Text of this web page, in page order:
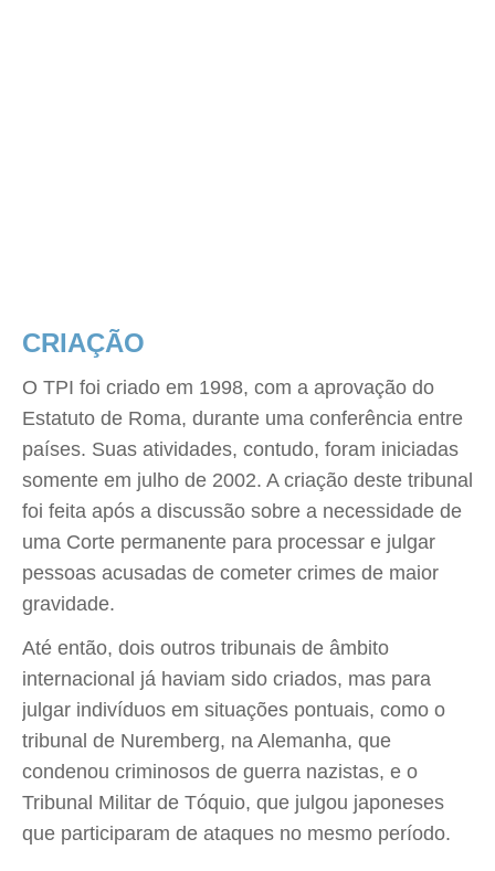
CRIAÇÃO
O TPI foi criado em 1998, com a aprovação do
Estatuto de Roma, durante uma conferência entre
países. Suas atividades, contudo, foram iniciadas
somente em julho de 2002. A criação deste tribunal
foi feita após a discussão sobre a necessidade de
uma Corte permanente para processar e julgar
pessoas acusadas de cometer crimes de maior
gravidade.
Até então, dois outros tribunais de âmbito
internacional já haviam sido criados, mas para
julgar indivíduos em situações pontuais, como o
tribunal de Nuremberg, na Alemanha, que
condenou criminosos de guerra nazistas, e o
Tribunal Militar de Tóquio, que julgou japoneses
que participaram de ataques no mesmo período.